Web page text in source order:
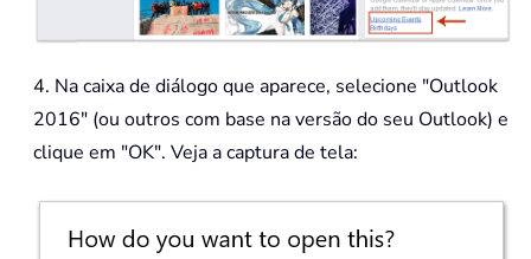
4. Na caixa de diálogo que aparece, selecione "Outlook
2016" (ou outros com base na versão do seu Outlook) e
clique em "OK". Veja a captura de tela: